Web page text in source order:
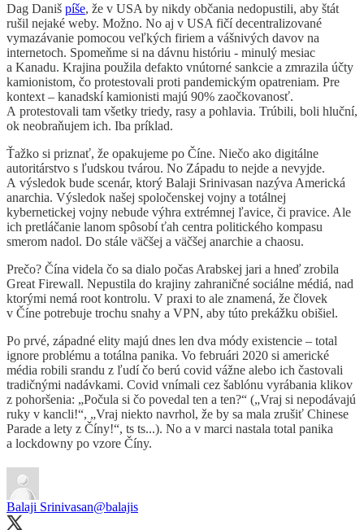
Dag Daniš píše, že v USA by nikdy občania nedopustili, aby štát
rušil nejaké weby. Možno. No aj v USA fičí decentralizované
vymazávanie pomocou veľkých firiem a vášnivých davov na
internetoch. Spomeňme si na dávnu históriu - minulý mesiac
a Kanadu. Krajina použila defakto vnútorné sankcie a zmrazila účty
kamionistom, čo protestovali proti pandemickým opatreniam. Pre
kontext – kanadskí kamionisti majú 90% zaočkovanosť.
A protestovali tam všetky triedy, rasy a pohlavia. Trúbili, boli hluční,
ok neobraňujem ich. Iba príklad.
Ťažko si priznať, že opakujeme po Číne. Niečo ako digitálne
autoritárstvo s ľudskou tvárou. No Západu to nejde a nevyjde.
A výsledok bude scenár, ktorý Balaji Srinivasan nazýva Americká
anarchia. Výsledok našej spoločenskej vojny a totálnej
kybernetickej vojny nebude výhra extrémnej ľavice, či pravice. Ale
ich pretláčanie lanom spôsobí ťah centra politického kompasu
smerom nadol. Do stále väčšej a väčšej anarchie a chaosu.
Prečo? Čína videla čo sa dialo počas Arabskej jari a hneď zrobila
Great Firewall. Nepustila do krajiny zahraničné sociálne médiá, nad
ktorými nemá root kontrolu. V praxi to ale znamená, že človek
v Číne potrebuje trochu snahy a VPN, aby túto prekážku obišiel.
Po prvé, západné elity majú dnes len dva módy existencie – total
ignore problému a totálna panika. Vo februári 2020 si americké
média robili srandu z ľudí čo berú covid vážne alebo ich častovali
tradičnými nadávkami. Covid vnímali cez šablónu vyrábania klikov
z pohoršenia: „Počula si čo povedal ten a ten?“ („Vraj si nepodávajú
ruky v kancli!“, „Vraj niekto navrhol, že by sa mala zrušiť Chinese
Parade a lety z Číny!“, ts ts...). No a v marci nastala total panika
a lockdowny po vzore Číny.
Balaji Srinivasan@balajis